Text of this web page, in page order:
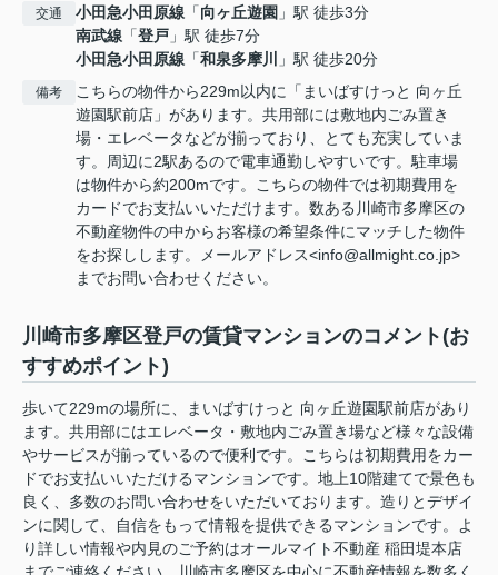
交通 小田急小田原線 「向ヶ丘遊園 」駅 徒歩3分
南武線 「登戸 」駅 徒歩7分
小田急小田原線 「和泉多摩川 」駅 徒歩20分
備考
こちらの物件から229m以内に「まいばすけっと 向ヶ丘
遊園駅前店」があります。共用部には敷地内ごみ置き
場・エレベータなどが揃っており、とても充実していま
す。周辺に2駅あるので電車通勤しやすいです。駐車場
は物件から約200mです。こちらの物件では初期費用を
カードでお支払いいただけます。数ある川崎市多摩区の
不動産物件の中からお客様の希望条件にマッチした物件
をお探しします。メールアドレス<info@allmight.co.jp>
までお問い合わせください。
川崎市多摩区登戸の賃貸マンションのコメント(お
すすめポイント)
歩いて229mの場所に、まいばすけっと 向ヶ丘遊園駅前店があり
ます。共用部にはエレベータ・敷地内ごみ置き場など様々な設備
やサービスが揃っているので便利です。こちらは初期費用をカー
ドでお支払いいただけるマンションです。地上10階建てで景色も
良く、多数のお問い合わせをいただいております。造りとデザイ
ンに関して、自信をもって情報を提供できるマンションです。よ
り詳しい情報や内見のご予約はオールマイト不動産 稲田堤本店